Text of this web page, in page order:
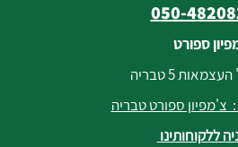
050-
ספורט
5 טבריה
: צ'מפיון ספורט טבריה
ללקוחותינו